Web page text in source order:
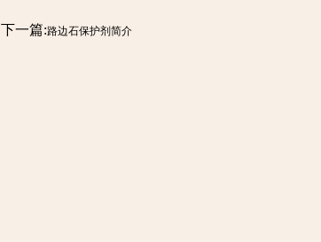
下一篇:路边石保护剂简介